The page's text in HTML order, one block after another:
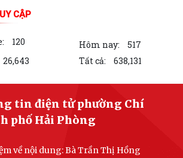
CẬP
120 Hôm nay:
517
26,643 Tất cả: 638,131
tin điện tử phường Chí
phố Hải Phòng
về nội dung:Bà Trần Thị Hồng